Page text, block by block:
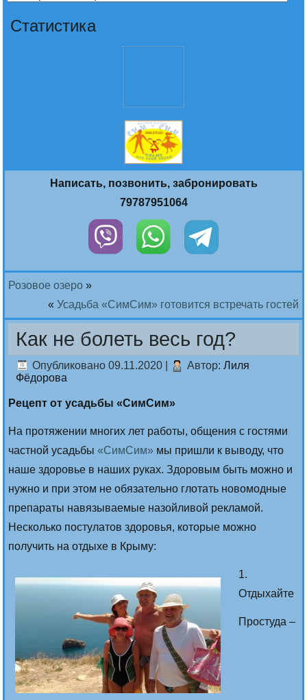
Статистика
Написать, позвонить, забронировать
79787951064
Розовое озеро »
« Усадьба «СимСим» готовится встречать гостей
Как не болеть весь год?
Опубликовано 09.11.2020 Автор: Лиля
Фёдорова
Рецепт от усадьбы «СимСим»
На протяжении многих лет работы, общения с гостями
частной усадьбы«СимСим» мы пришли к выводу, что
наше здоровье в наших руках. Здоровым быть можно и
нужно и при этом не обязательно глотать новомодные
препараты навязываемые назойливой рекламой.
Несколько постулатов здоровья, которые можно
получить на отдыхе в Крыму:
1.
Отдыхайте
Простуда –